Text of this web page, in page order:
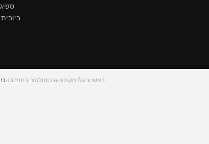
ראשי›בעלי מקצוע›אינסטלטור בנתיבות›